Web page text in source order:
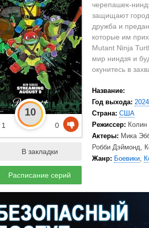
черепашек-
защищают город
дружба и
которые им
Mutant Ninja
мир ниндзя и
окунитесь в
Название:
Год выхода: 2024
Страна: США
Режиссер: Колин
Актеры: Мика
Робби Дэймонд,
Жанр: Боевики,
1
10
0
В закладки
Расписание серий